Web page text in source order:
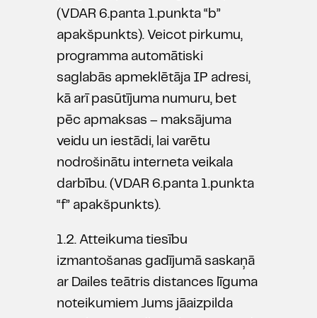
(VDAR 6.panta 1.punkta “b”
apakšpunkts). Veicot pirkumu,
programma automātiski
saglabās apmeklētāja IP adresi,
kā arī pasūtījuma numuru, bet
pēc apmaksas – maksājuma
veidu un iestādi, lai varētu
nodrošinātu interneta veikala
darbību. (VDAR 6.panta 1.punkta
“f” apakšpunkts).
1.2. Atteikuma tiesību
izmantošanas gadījumā saskaņā
ar Dailes teātris distances līguma
noteikumiem Jums jāaizpilda